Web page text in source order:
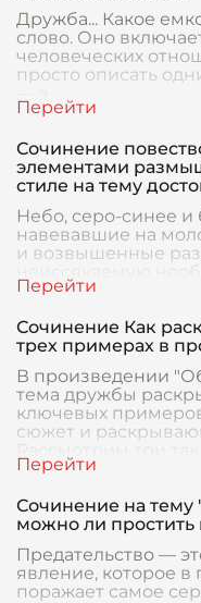
Дружба... Какое
слово. Оно
человеческих
просто описать
Сочинение
элементами
стиле на тему
Небо, серо-синее и
навевавшие на
и возвышенные
неиссякаемую
полного понимания
Сочинение Как
трех примерах в
В произведении
тема дружбы
ключевых
сюжет и
Рассмотрим три так
Сочинение на тему
можно ли простить
Предательство —
явление, которое в
поражает самое